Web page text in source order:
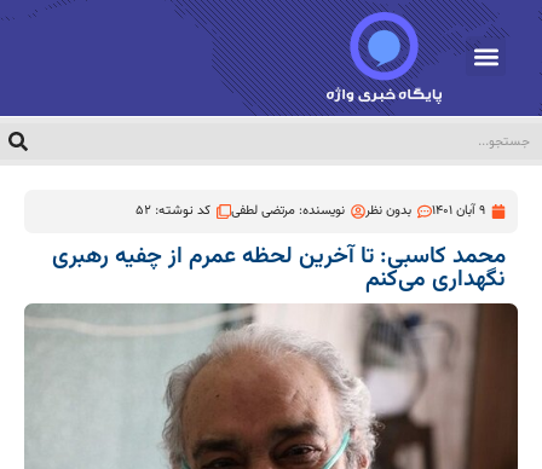
9 آبان 1401 بدون نظر نویسنده:مرتضی لطفی کد نوشته: 52
محمد کاسبی: تا آخرین لحظه عمرم از چفیه رهبری
نگهداری می‌کنم